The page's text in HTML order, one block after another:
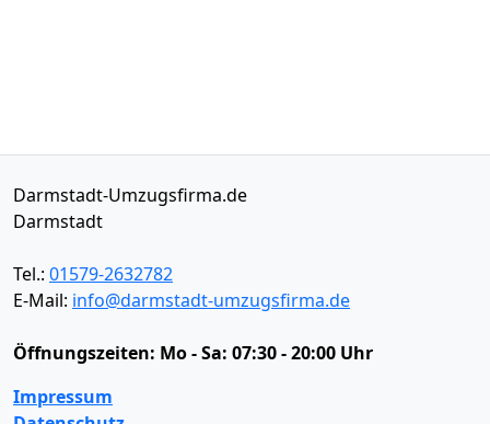
Darmstadt-Umzugsfirma.de
Darmstadt
Tel.: 01579-2632782
E-Mail: info@darmstadt-umzugsfirma.de
Öffnungszeiten: Mo - Sa: 07:30 - 20:00 Uhr
Impressum